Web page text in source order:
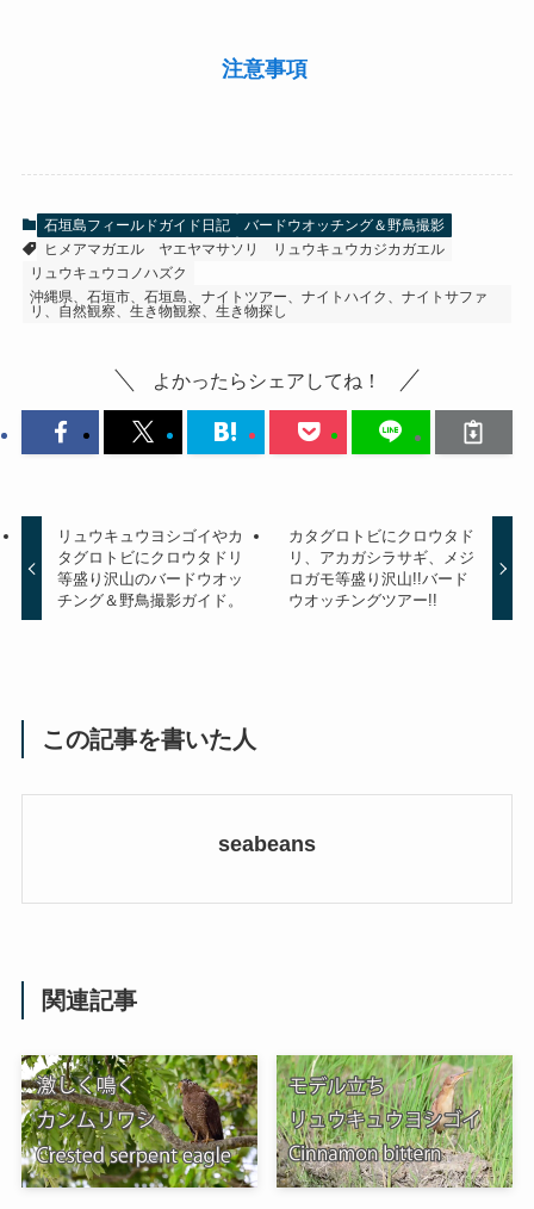
注意事項
石垣島フィールドガイド日記
バードウオッチング＆野鳥撮影
ヒメアマガエル
ヤエヤマサソリ
リュウキュウカジカガエル
リュウキュウコノハズク
沖縄県、石垣市、石垣島、ナイトツアー、ナイトハイク、ナイトサファ
リ、自然観察、生き物観察、生き物探し
よかったらシェアしてね！
リュウキュウヨシゴイやカ
タグロトビにクロウタドリ
等盛り沢山のバードウオッ
チング＆野鳥撮影ガイド。
カタグロトビにクロウタド
リ、アカガシラサギ、メジ
ロガモ等盛り沢山!!バード
ウオッチングツアー!!
この記事を書いた人
seabeans
関連記事